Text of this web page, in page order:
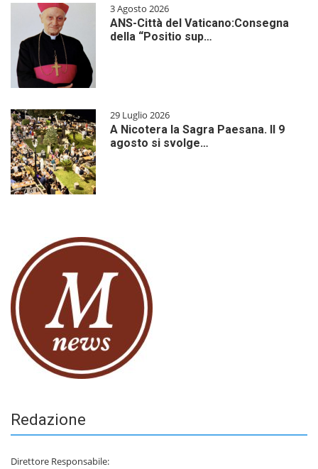
3 Agosto 2026
ANS-Città del Vaticano:Consegna
della “Positio sup…
29 Luglio 2026
A Nicotera la Sagra Paesana. Il 9
agosto si svolge…
Redazione
Direttore Responsabile: